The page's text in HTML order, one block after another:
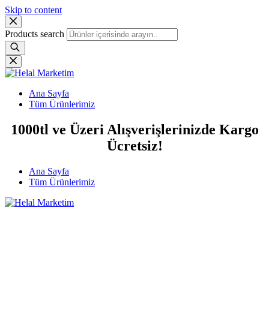
Skip to content
Products search
Ana Sayfa
Tüm Ürünlerimiz
1000tl ve Üzeri Alışverişlerinizde Kargo
Ücretsiz!
Ana Sayfa
Tüm Ürünlerimiz